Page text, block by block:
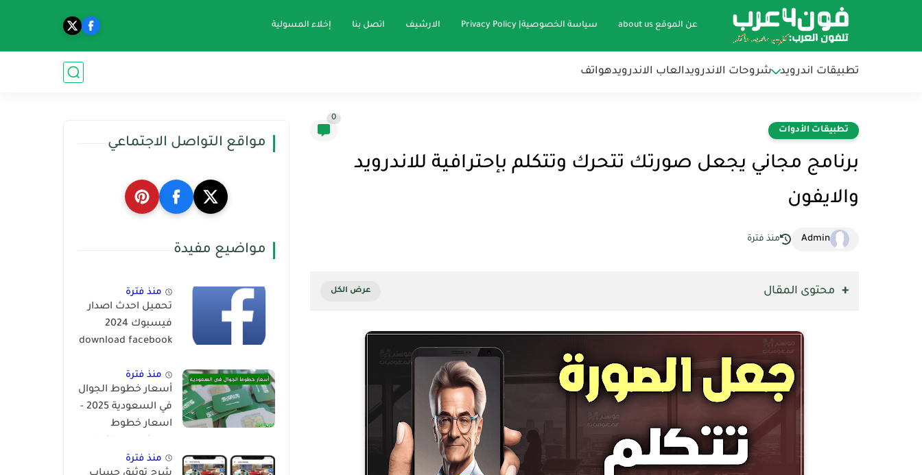
عن الموقع about us سياسة الخصوصية| Privacy Policy الارشيف اتصل بنا إخلاء المسولية
تطبيقات اندرويد شروحات الاندرويدالعاب الاندرويدهواتف
تطبيقات الأدوات
0
برنامج مجاني يجعل صورتك تتحرك وتتكلم بإحترافية للاندرويد
والايفون
Admin منذ فترة
محتوى المقال
مواقع التواصل الاجتماعي
مواضيع مفيدة
منذ فترة
تحميل احدث اصدار
فيسبوك 2024
download facebook
منذ فترة
أسعار خطوط الجوال
في السعودية 2025 -
اسعار خطوط
منذ فترة